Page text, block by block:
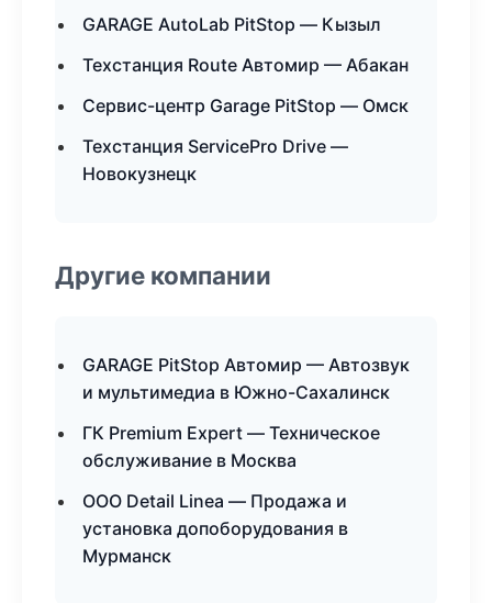
GARAGE AutoLab PitStop — Кызыл
Техстанция Route Автомир — Абакан
Сервис-центр Garage PitStop — Омск
Техстанция ServicePro Drive —
Новокузнецк
Другие компании
GARAGE PitStop Автомир — Автозвук
и мультимедиа в Южно-Сахалинск
ГК Premium Expert — Техническое
обслуживание в Москва
ООО Detail Linea — Продажа и
установка допоборудования в
Мурманск